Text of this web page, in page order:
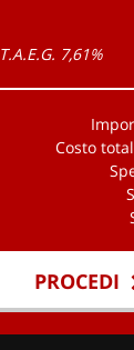
7,61%
Costo
PROCEDI